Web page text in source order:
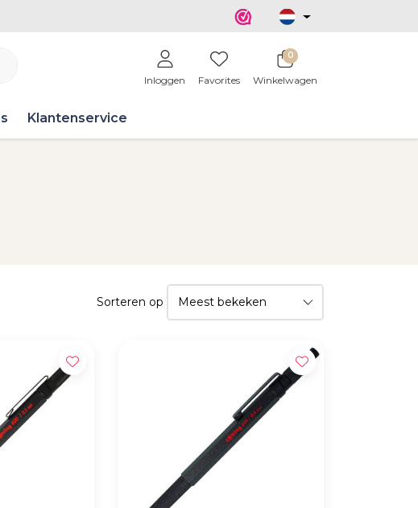
Inloggen Favorites
0
Winkelwagen
Klantenservice
Sorteren op